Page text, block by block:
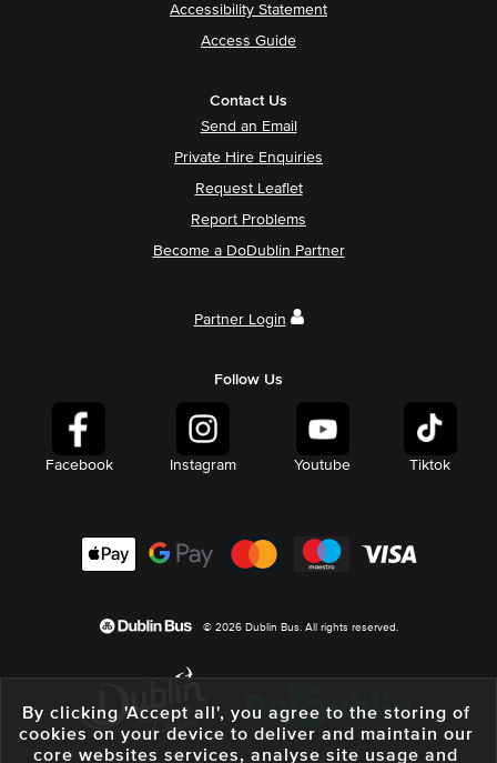
Accessibility Statement
Access Guide
Contact Us
Send an Email
Private Hire Enquiries
Request Leaflet
Report Problems
Become a DoDublin Partner
Partner Login
Follow Us
Facebook Instagram Youtube Tiktok
© 2026 Dublin Bus. All rights reserved.
By clicking 'Accept all', you agree to the storing of
cookies on your device to deliver and maintain our
core websites services, analyse site usage and